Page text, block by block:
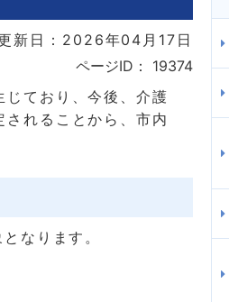
新日：2026年04月17日
ページID：
19374
ており、今後、介護
れることから、市内
なります。